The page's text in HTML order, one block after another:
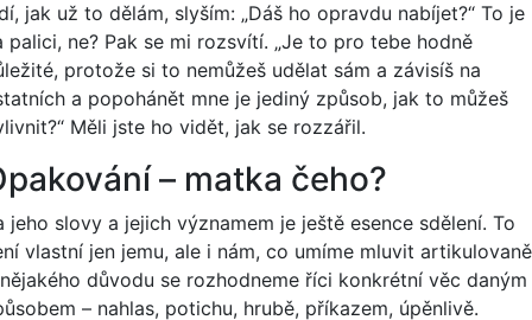
jak už to dělám, slyším: „Dáš ho opravdu nabíjet?“ To je
palici, ne? Pak se mi rozsvítí. „Je to pro tebe hodně
protože si to nemůžeš udělat sám a závisíš na
a popohánět mne je jediný způsob, jak to můžeš
Měli jste ho vidět, jak se rozzářil.
– matka čeho?
jeho slovy a jejich významem je ještě esence sdělení. To
vlastní jen jemu, ale i nám, co umíme mluvit
důvodu se rozhodneme říci konkrétní věc daným
– nahlas, potichu, hrubě, příkazem, úpěnlivě.